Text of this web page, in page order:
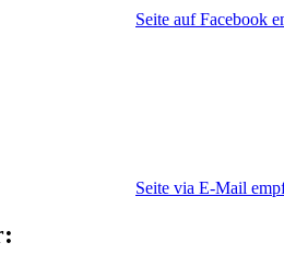
Seite auf Facebook
Seite via E-Mail